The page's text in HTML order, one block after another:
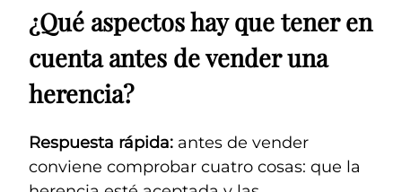
¿Qué aspectos hay que tener en
cuenta antes de vender una
herencia?
Respuesta rápida: antes de vender
conviene comprobar cuatro cosas: que la